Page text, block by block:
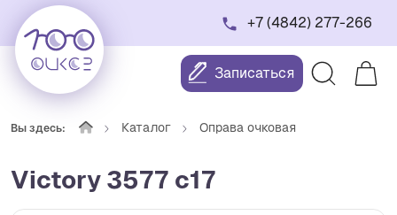
+7 (4842) 277-266
Записаться
Вы здесь: Каталог Оправа очковая
Victory 3577 c17